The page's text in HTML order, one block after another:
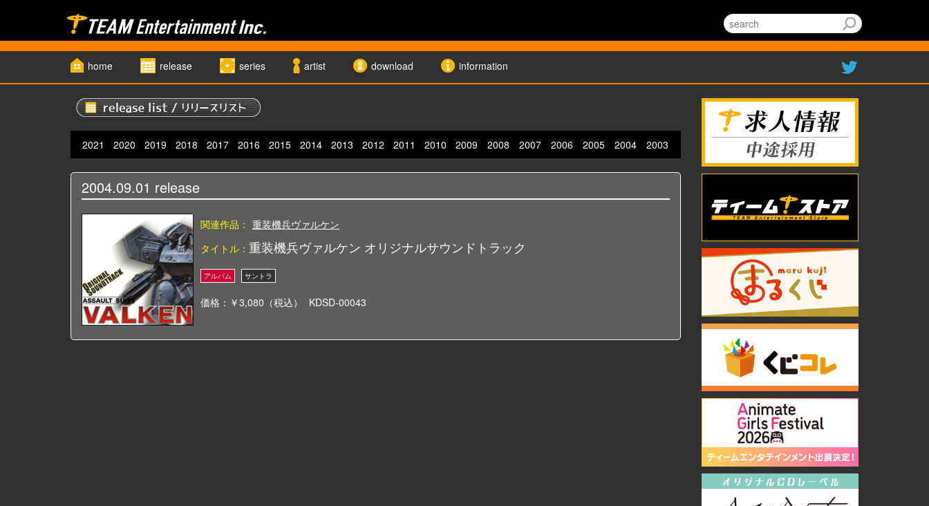
home release series artist download information
2021 2020 2019 2018 2017 2016 2015 2014 2013 2012 2011 2010 2009 2008 2007 2006 2005 2004 2003
2004.09.01 release
関連作品： 重装機兵ヴァルケン
タイトル：重装機兵ヴァルケン オリジナルサウンドトラック
価格：￥3,080（税込） KDSD-00043